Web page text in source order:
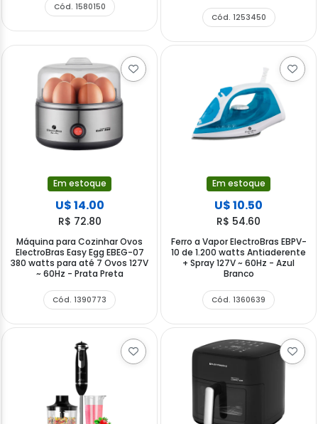
Cód. 1580150
Cód. 1253450
Em estoque
U$ 14.00
R$ 72.80
Máquina para Cozinhar Ovos
ElectroBras Easy Egg EBEG-07
380 watts para até 7 Ovos 127V
~ 60Hz - Prata Preta
Cód. 1390773
Em estoque
U$ 10.50
R$ 54.60
Ferro a Vapor ElectroBras EBPV-
10 de 1.200 watts Antiaderente
+ Spray 127V ~ 60Hz - Azul
Branco
Cód. 1360639